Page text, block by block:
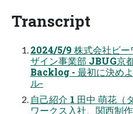
Transcript
2024/5/9 株式会社ビー
ザイン事業部 JBUG京
Backlog - 最初に決め
ル‐
自己紹介 1 田中 萌花（
ワークス入社、関西制